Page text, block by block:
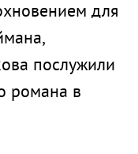
для
послужили
романа в